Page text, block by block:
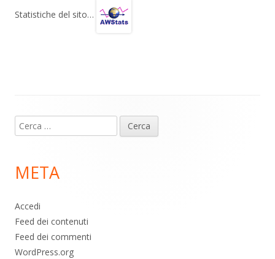
gr s b
Statistiche del sito…
piè
pagina
Ricerca
per:
META
Accedi
Feed dei contenuti
Feed dei commenti
WordPress.org